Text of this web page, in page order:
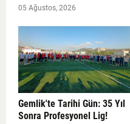
05 Ağustos, 2026
Gemlik'te Tarihi Gün: 35 Yıl
Sonra Profesyonel Lig!